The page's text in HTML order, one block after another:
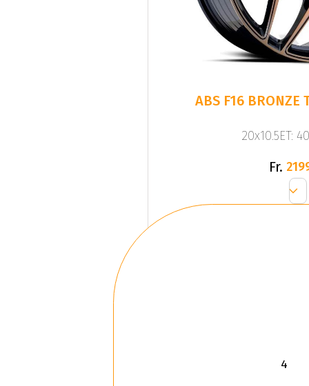
ABS F16 BRONZE
20x10.5ET:
Fr.